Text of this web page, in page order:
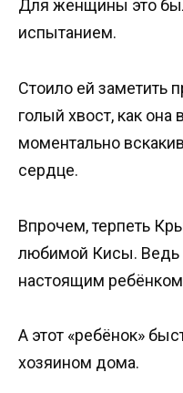
Для женщины это
испытанием.
Стоило ей
голый хвост, как она
моментально
сердце.
Впрочем, терпеть
любимой Кисы.
настоящим
А этот «ребёнок»
хозяином дома.